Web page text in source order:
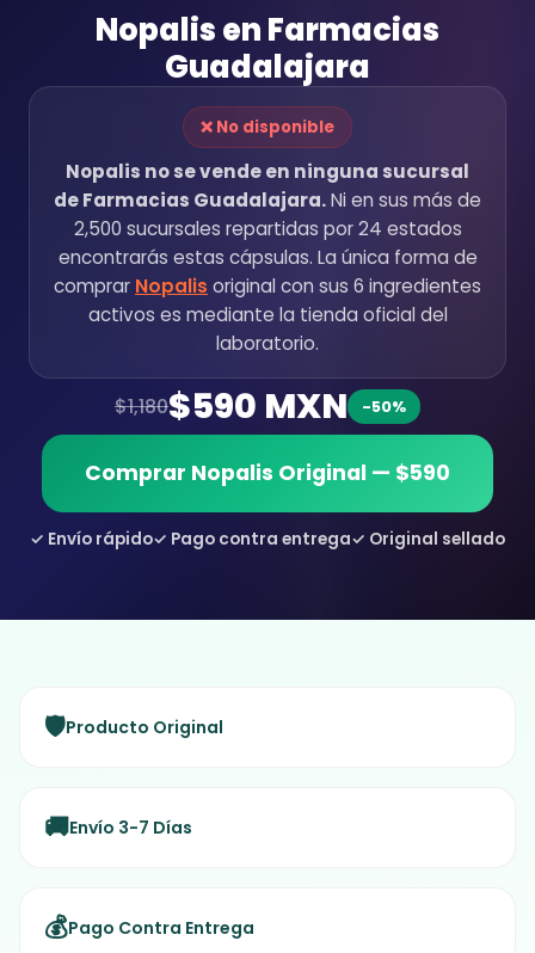
Nopalis en Farmacias
Guadalajara
❌ No disponible
Nopalis no se vende en ninguna sucursal
de Farmacias Guadalajara.Ni en sus más de
2,500 sucursales repartidas por 24 estados
encontrarás estas cápsulas. La única forma de
comprar Nopalis original con sus 6 ingredientes
activos es mediante la tienda oficial del
laboratorio.
$1,180$590 MXN -50%
Comprar Nopalis Original — $590
✓ Envío rápido✓ Pago contra entrega✓ Original sellado
🛡️Producto Original
🚚Envío 3-7 Días
💰Pago Contra Entrega